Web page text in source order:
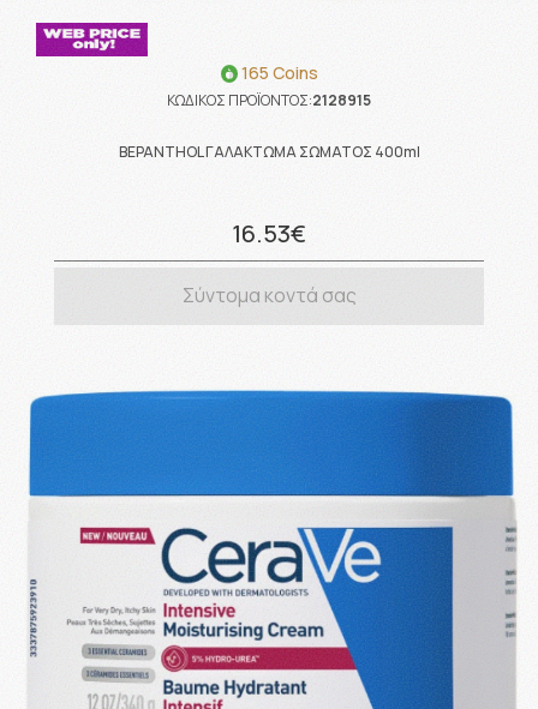
165 Coins
ΚΩΔΙΚΟΣ ΠΡΟΪΟΝΤΟΣ:2128915
BEPANTHOL ΓΑΛΑΚΤΩΜΑ ΣΩΜΑΤΟΣ 400ml
16.53€
Σύντομα κοντά σας